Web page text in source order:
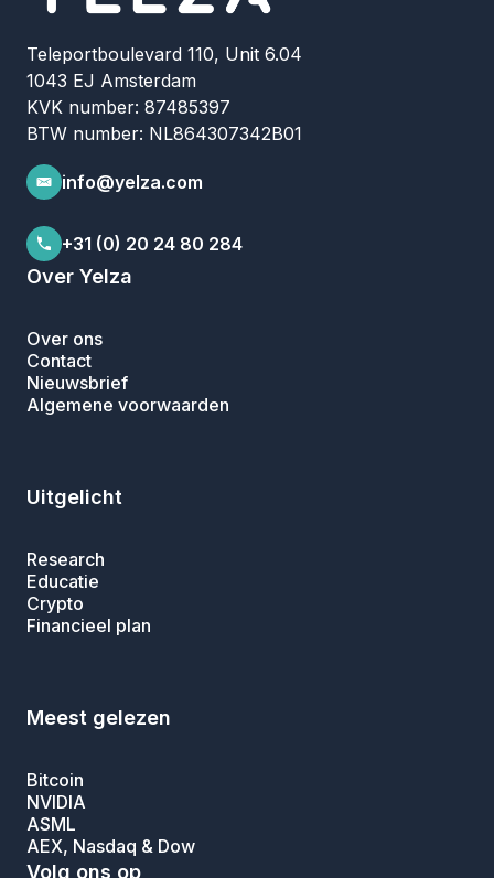
Teleportboulevard 110, Unit 6.04
1043 EJ Amsterdam
KVK number: 87485397
BTW number: NL864307342B01
info@yelza.com
+31 (0) 20 24 80 284
Over Yelza
Over ons
Contact
Nieuwsbrief
Algemene voorwaarden
Uitgelicht
Research
Educatie
Crypto
Financieel plan
Meest gelezen
Bitcoin
NVIDIA
ASML
AEX, Nasdaq & Dow
Volg ons op